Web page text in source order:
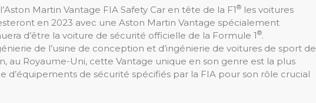
Martin Vantage FIA ​​Safety Car en tête de la F1® les voitures
en 2023 avec une Aston Martin Vantage spécialement
d’être la voiture de sécurité officielle de la Formule 1®.
de l’usine de conception et d’ingénierie de voitures de sport de
au Royaume-Uni, cette Vantage unique en son genre est la plus
d’équipements de sécurité spécifiés par la FIA pour son rôle crucial